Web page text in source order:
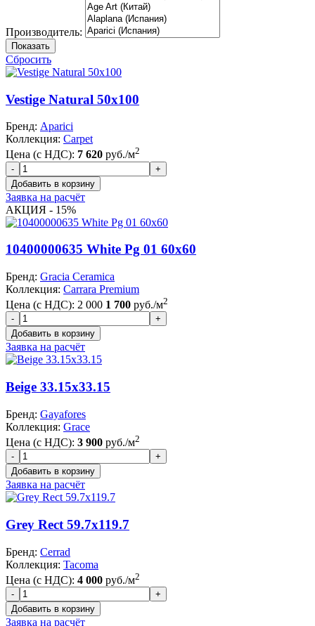
Производитель:
Показать
Сбросить
Vestige Natural 50x100
Бренд: Aparici
Коллекция: Carpet
Цена (с НДС): 7 620 руб./м2
Заявка на расчёт
АКЦИЯ - 15%
10400000635 White Pg 01 60x60
Бренд: Gracia Ceramica
Коллекция: Carrara Premium
Цена (с НДС): 2 000 1 700 руб./м2
Заявка на расчёт
Beige 33.15x33.15
Бренд: Gayafores
Коллекция: Grace
Цена (с НДС): 3 900 руб./м2
Заявка на расчёт
Grey Rect 59.7x119.7
Бренд: Cerrad
Коллекция: Tacoma
Цена (с НДС): 4 000 руб./м2
Заявка на расчёт